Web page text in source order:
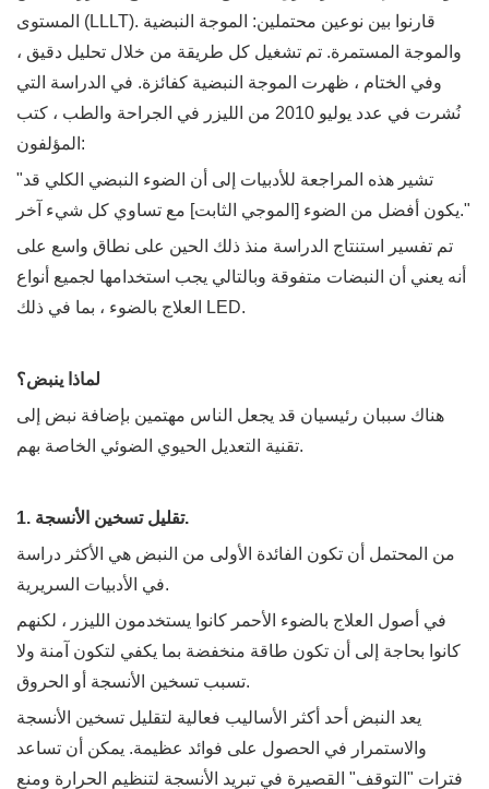
المستوى (LLLT). قارنوا بين نوعين محتملين: الموجة النبضية
والموجة المستمرة. تم تشغيل كل طريقة من خلال تحليل دقيق ،
وفي الختام ، ظهرت الموجة النبضية كفائزة. في الدراسة التي
نُشرت في عدد يوليو 2010 من الليزر في الجراحة والطب ، كتب
المؤلفون:
"تشير هذه المراجعة للأدبيات إلى أن الضوء النبضي الكلي قد
يكون أفضل من الضوء [الموجي الثابت] مع تساوي كل شيء آخر."
تم تفسير استنتاج الدراسة منذ ذلك الحين على نطاق واسع على
أنه يعني أن النبضات متفوقة وبالتالي يجب استخدامها لجميع أنواع
العلاج بالضوء ، بما في ذلك LED.
لماذا ينبض؟
هناك سببان رئيسيان قد يجعل الناس مهتمين بإضافة نبض إلى
تقنية التعديل الحيوي الضوئي الخاصة بهم.
1. تقليل تسخين الأنسجة.
من المحتمل أن تكون الفائدة الأولى من النبض هي الأكثر دراسة
في الأدبيات السريرية.
في أصول العلاج بالضوء الأحمر كانوا يستخدمون الليزر ، لكنهم
كانوا بحاجة إلى أن تكون طاقة منخفضة بما يكفي لتكون آمنة ولا
تسبب تسخين الأنسجة أو الحروق.
يعد النبض أحد أكثر الأساليب فعالية لتقليل تسخين الأنسجة
والاستمرار في الحصول على فوائد عظيمة. يمكن أن تساعد
فترات "التوقف" القصيرة في تبريد الأنسجة لتنظيم الحرارة ومنع